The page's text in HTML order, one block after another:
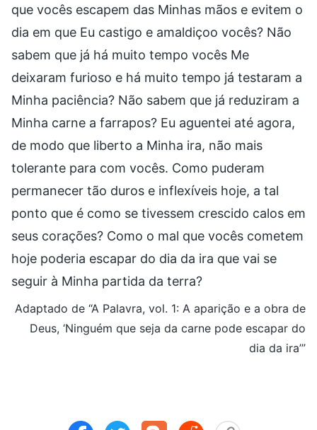
que vocês escapem das Minhas mãos e evitem o
dia em que Eu castigo e amaldiçoo vocês? Não
sabem que já há muito tempo vocês Me
deixaram furioso e há muito tempo já testaram a
Minha paciência? Não sabem que já reduziram a
Minha carne a farrapos? Eu aguentei até agora,
de modo que liberto a Minha ira, não mais
tolerante para com vocês. Como puderam
permanecer tão duros e inflexíveis hoje, a tal
ponto que é como se tivessem crescido calos em
seus corações? Como o mal que vocês cometem
hoje poderia escapar do dia da ira que vai se
seguir à Minha partida da terra?
Adaptado de “A Palavra, vol. 1: A aparição e a obra de
Deus, ‘Ninguém que seja da carne pode escapar do
dia da ira’”